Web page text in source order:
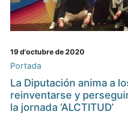
19 d'octubre de 2020
Portada
La Diputación anima a
reinventarse y
la jornada ‘ALCTITUD’